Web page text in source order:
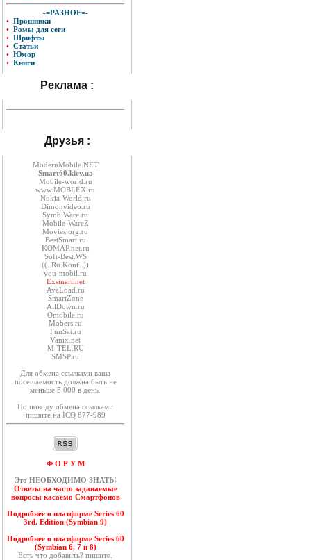
-=РАЗНОЕ=-
• Прошивки
• Ромы для сеги
• Шрифты
• Статьи
• Юмор
• Книги
Реклама :
Друзья :
ModernMobile.NET
Smart60.kiev.ua
Mobile-world.ru
www.MOBLEX.ru
Nokia-World.ru
Dimonvideo.ru
SymbiWare.ru
Mobile-WareZ
Movies.org.ru
BestSmart.ru
KOMAP.net.ru
Soft-Best.WS
((..Ru.Konf..))
you-mobil.ru
Exsmart.net
AvaLoad.ru
SmartZone
AllDown.ru
Оmobile.ru
Mobers.ru
FunSat.ru
Vanix.net
M-TEL.RU
SMSP.ru
Для обмена ссылками ваша
посещаемость должна быть не
меньше 5 000 в день.
По поводу обмена ссылками
пишите на ICQ 877-989
Ф О Р У М
Это НЕОБХОДИМО ЗНАТЬ!
Ответы на часто задаваемые
вопросы касаемо Смартфонов
Подробнее о платформе Series 60
3rd. Edition (Symbian 9)
Подробнее о платформе Series 60
(Symbian 6, 7 и 8)
Есть что добавить? пишите.